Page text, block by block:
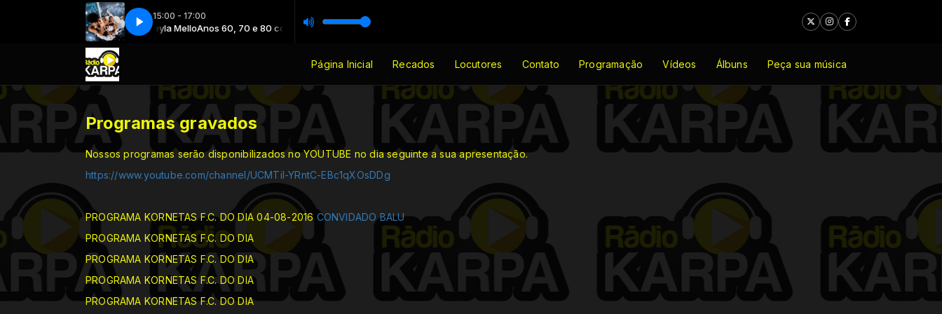
15:00 - 17:00
Anos 60, 70 e 80 com Sheyla MelloAnos 60, 70 e 80 com Sheyla Mello
084 - boney m - rivers of babylon [vbr]084 - boney m - rivers of babylon [vbr]
Página Inicial Recados Locutores Contato Programação Vídeos Álbuns Peça sua música
Programas gravados
Nossos programas serão disponibilizados no YOUTUBE no dia seguinte a sua apresentação.
https://www.youtube.com/channel/UCMTiI-YRntC-EBc1qXOsDDg
PROGRAMA KORNETAS F.C. DO DIA 04-08-2016 CONVIDADO BALU
PROGRAMA KORNETAS F.C. DO DIA
PROGRAMA KORNETAS F.C. DO DIA
PROGRAMA KORNETAS F.C. DO DIA
PROGRAMA KORNETAS F.C. DO DIA